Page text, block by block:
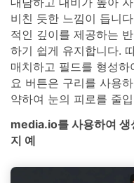
비친 듯한 느낌이 듭니
적인 깊이를 제공하는
하기 쉽게 유지합니다.
매치하고 필드를 형성
요 버튼은 구리를 사용
약하여 눈의 피로를 줄
media.io를 사용하여
지 예